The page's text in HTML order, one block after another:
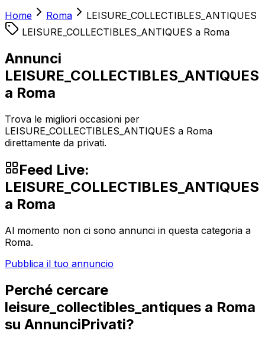
Home Roma
LEISURE_COLLECTIBLES_ANTIQUES
LEISURE_COLLECTIBLES_ANTIQUES a Roma
Annunci
LEISURE_COLLECTIBLES_ANTIQUES
a Roma
Trova le migliori occasioni per
LEISURE_COLLECTIBLES_ANTIQUES a Roma
direttamente da privati.
Feed Live:
LEISURE_COLLECTIBLES_ANTIQUES
a Roma
Al momento non ci sono annunci in questa categoria a
Roma.
Pubblica il tuo annuncio
Perché cercare
leisure_collectibles_antiques a Roma
su AnnunciPrivati?